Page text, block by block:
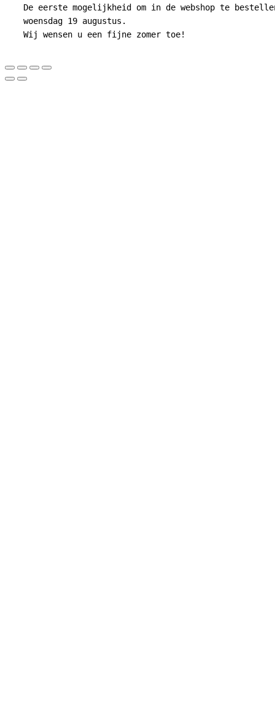
De eerste mogelijkheid om in de webshop te
woensdag 19 augustus.
Wij wensen u een fijne zomer toe!